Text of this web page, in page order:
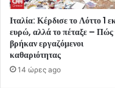
Ιταλία: Κέρδισε το Λόττο 1
ευρώ, αλλά το πέταξε – Πώς
βρήκαν εργαζόμενοι
καθαριότητας
14 ώρες ago